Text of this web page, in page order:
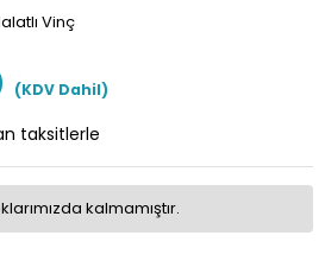
Vinç
(KDV Dahil)
taksitlerle
kalmamıştır.